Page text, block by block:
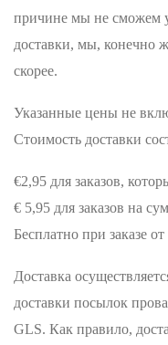
причине мы не сможем
доставки, мы, конечно
скорее.
Указанные цены не
Стоимость доставки
€2,95 для заказов,
€ 5,95 для заказов на
Бесплатно при заказе
Доставка
доставки посылок
GLS. Как правило,